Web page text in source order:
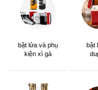
bật lửa và phụ
kiện xì gà
bật